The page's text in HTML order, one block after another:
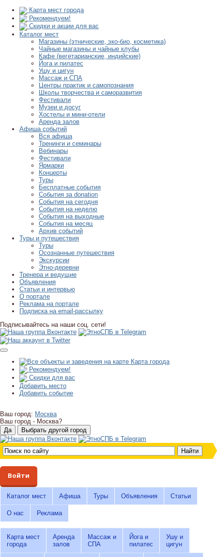
Карта мест города
Рекомендуем!
Скидки и акции для вас
Каталог мест
Магазины (этнические, эко-био, косметика)
Чайные магазины и чайные клубы
Кафе (вегетарианские, индийские)
Йога и пилатес
Ушу и цигун
Массаж и СПА
Центры практик и самопознания
Школы творчества и саморазвития
Фестивали
Музеи и досуг
Хостелы и мини-отели
Аренда залов
Афиша событий
Вся афиша
Тренинги и семинары
Вебинары
Фестивали
Ярмарки
Концерты
Туры
Бесплатные события
События за donation
События на сегодня
События на неделю
События на выходные
События на месяц
Архив событий
Туры и путешествия
Туры
Осознанные путешествия
Экскурсии
Этно-деревни
Тренера и ведущие
Объявления
Статьи и интервью
О портале
Реклама на портале
Подписка на email-рассылку
Подписывайтесь на наши соц. сети!
Карта города
Рекомендуем!
Скидки для вас
Добавить место
Добавить событие
Ваш город: Москва
Ваш город - Москва?
Войти
Каталог мест Афиша Туры Объявления Статьи
О нас Реклама
Карта мест
города
Аренда
залов
Массаж и
СПА
Йога и
пилатес
Ушу и
цигун